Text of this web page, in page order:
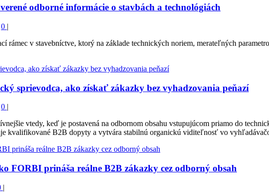
odborné informácie o stavbách a technológiách
0 |
rámec v stavebníctve, ktorý na základe technických noriem, merateľných
sprievodca, ako získať zákazky bez vyhadzovania peňazí
0
vtedy, keď je postavená na odbornom obsahu vstupujúcom priamo do
kvalifikované B2B dopyty a vytvára stabilnú organickú viditeľnosť vo
FORBI prináša reálne B2B zákazky cez odborný obsah
|